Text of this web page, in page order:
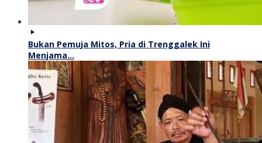
Bukan Pemuja Mitos, Pria di Trenggalek Ini
Menjama…